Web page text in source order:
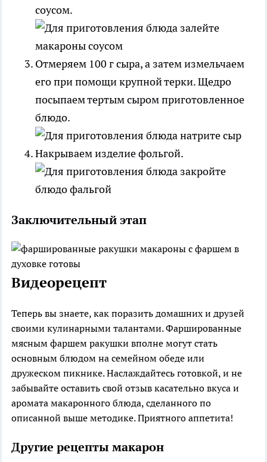
соусом.
Отмеряем 100 г сыра, а затем измельчаем
его при помощи крупной терки. Щедро
посыпаем тертым сыром приготовленное
блюдо.
Накрываем изделие фольгой.
Заключительный этап
Видеорецепт
Теперь вы знаете, как поразить домашних и друзей
своими кулинарными талантами. Фаршированные
мясным фаршем ракушки вполне могут стать
основным блюдом на семейном обеде или
дружеском пикнике. Наслаждайтесь готовкой, и не
забывайте оставить свой отзыв касательно вкуса и
аромата макаронного блюда, сделанного по
описанной выше методике. Приятного аппетита!
Другие рецепты макарон